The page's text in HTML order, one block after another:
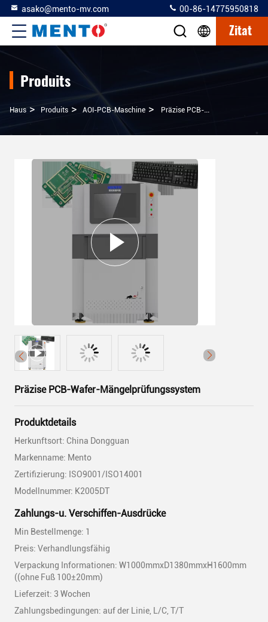
asako@mento-mv.com 00-86-14775950818
Zitat
Produits
Haus > Produits > AOI-PCB-Maschine > Präzise PCB-Wafer-Mängelprüfungssystem
Präzise PCB-Wafer-Mängelprüfungssystem
Produktdetails
Herkunftsort: China Dongguan
Markenname: Mento
Zertifizierung: ISO9001/ISO14001
Modellnummer: K2005DT
Zahlungs-u. Verschiffen-Ausdrücke
Min Bestellmenge: 1
Preis: Verhandlungsfähig
Verpackung Informationen: W1000mmxD1380mmxH1600mm
((ohne Fuß 100±20mm)
Lieferzeit: 3 Wochen
Zahlungsbedingungen: auf der Linie, L/C, T/T